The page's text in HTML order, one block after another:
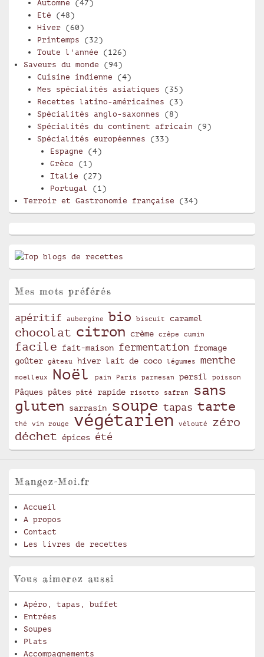
Automne (47)
Eté (48)
Hiver(60)
Printemps (32)
Toute l'année (126)
Saveurs du monde (94)
Cuisine indienne (4)
Mes spécialités asiatiques (35)
Recettes latino-américaines (3)
Spécialités anglo-saxonnes (8)
Spécialités du continent africain (9)
Spécialités européennes (33)
Espagne (4)
Grèce (1)
Italie (27)
Portugal
(1)
Terroir et Gastronomie française (34)
Mes mots préférés
apéritif aubergine bio biscuit caramel
chocolat citron crème crêpe cumin
facile fait-maison fermentation
fromage
goûter
gâteau hiver lait de coco légumes menthe
moelleux Noël pain Paris parmesan persil poisson
Pâques pâtes pâté rapide risotto safran
sans
gluten
sarrasin soupe tapas tarte
thé vin rouge végétarien vélouté
zéro
déchet
épices été
Mangez-Moi.fr
Accueil
A propos
Contact
Les livres de recettes
Vous aimerez aussi
Apéro, tapas, buffet
Entrées
Soupes
Plats
Accompagnements